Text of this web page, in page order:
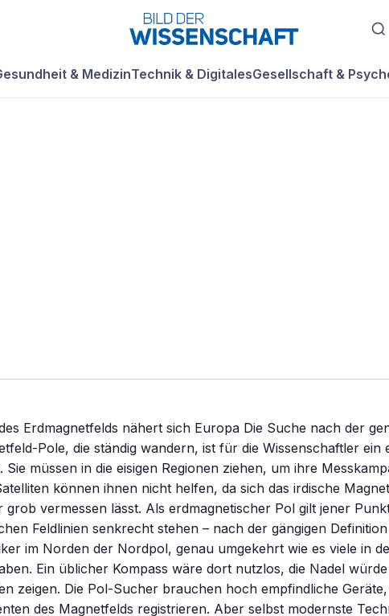
& MedizinTechnik & DigitalesGesellschaft &
Erdmagnetfelds nähert sich Europa Die Suche nach der
Pole, die ständig wandern, ist für die Wissenschaftler ein
Sie müssen in die eisigen Regionen ziehen, um ihre
können ihnen nicht helfen, da sich das irdische
grob vermessen lässt. Als erdmagnetischer Pol gilt jener
Feldlinien senkrecht stehen – nach der gängigen
im Norden der Nordpol, genau umgekehrt wie es viele in
Ein üblicher Kompass wäre dort nutzlos, die Nadel
zeigen. Die Pol-Sucher brauchen hoch empfindliche Geräte,
des Magnetfelds registrieren. Aber selbst modernste